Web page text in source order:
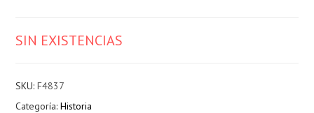
SIN EXISTENCIAS
SKU:F4837
Categoría:Historia